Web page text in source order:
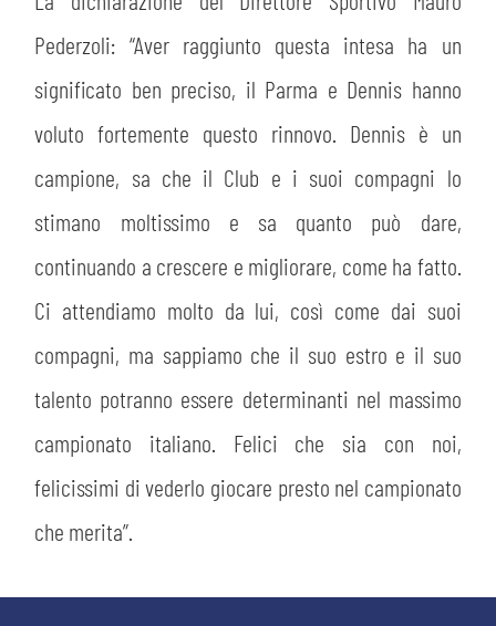
CERCA
Pederzoli: “Aver raggiunto questa intesa ha un
significato ben preciso, il Parma e Dennis hanno
voluto fortemente questo rinnovo. Dennis è un
campione, sa che il Club e i suoi compagni lo
stimano moltissimo e sa quanto può dare,
continuando a crescere e migliorare, come ha fatto.
Ci attendiamo molto da lui, così come dai suoi
compagni, ma sappiamo che il suo estro e il suo
talento potranno essere determinanti nel massimo
campionato italiano. Felici che sia con noi,
felicissimi di vederlo giocare presto nel campionato
che merita”.
abilitato
ACCETTA E SALVA